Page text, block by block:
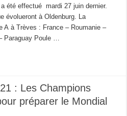
été effectué mardi 27 juin dernier.
évolueront à Oldenburg. La
A à Trèves : France – Roumanie –
Paraguay Poule …
: Les Champions
préparer le Mondial